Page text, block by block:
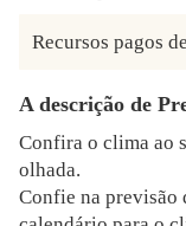
Recursos pagos
A descrição de
Confira o clima ao
olhada.
Confie na previsão